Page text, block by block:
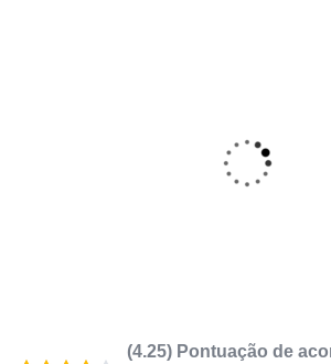
(4.25) Pontuação de